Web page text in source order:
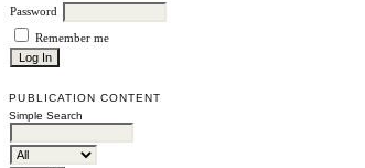
Password
Remember me
PUBLICATION CONTENT
Simple Search